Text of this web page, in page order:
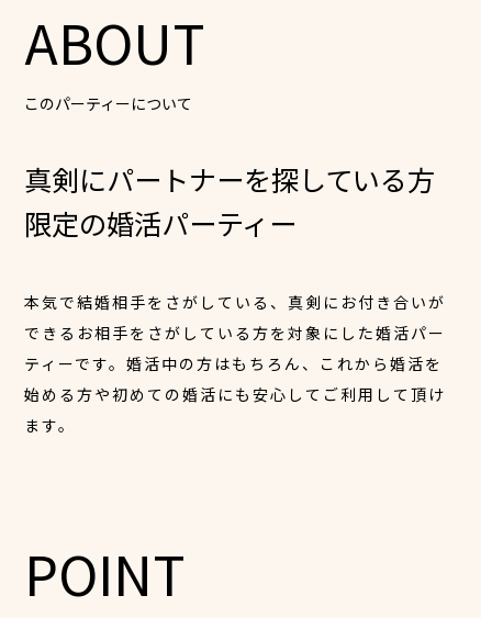
ABOUT
このパーティーについて
真剣にパートナーを探している方
限定の婚活パーティー
本気で結婚相手をさがしている、真剣にお付き合いが
できるお相手をさがしている方を対象にした婚活パー
ティーです。婚活中の方はもちろん、これから婚活を
始める方や初めての婚活にも安心してご利用して頂け
ます。
POINT